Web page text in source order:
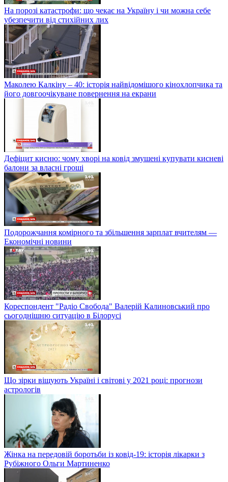
На порозі катастрофи: що чекає на Україну і чи можна себе
убезпечити від стихійних лих
Маколею Калкіну – 40: історія найвідомішого кінохлопчика та
його довгоочікуване повернення на екрани
Дефіцит кисню: чому хворі на ковід змушені купувати кисневі
балони за власні гроші
Подорожчання комірного та збільшення зарплат вчителям —
Економічні новини
Кореспондент "Радіо Свобода" Валерій Калиновський про
сьогоднішню ситуацію в Білорусі
Що зірки віщують Україні і світові у 2021 році: прогнози
астрологів
Жінка на передовій боротьби із ковід-19: історія лікарки з
Рубіжного Ольги Мартиненко